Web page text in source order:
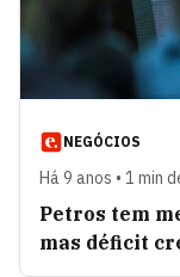
NEGÓCIOS
Há 9 anos • 1 min
Petros tem
mas déficit